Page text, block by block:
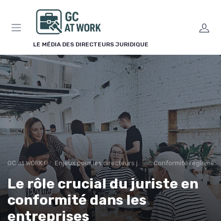
LE MÉDIA DES DIRECTEURS JURIDIQUE
GC at WORK ! Enjeux pour les directeurs juridiques Conformité
Le rôle crucial du juriste en
conformité dans les
entreprises